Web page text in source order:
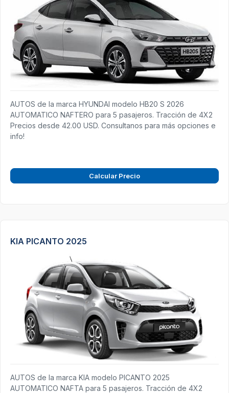
AUTOS de la marca HYUNDAI modelo HB20 S 2026
AUTOMATICO NAFTERO para 5 pasajeros. Tracción de 4X2
Precios desde 42.00 USD. Consultanos para más opciones e
info!
Calcular Precio
KIA PICANTO 2025
AUTOS de la marca KIA modelo PICANTO 2025
AUTOMATICO NAFTA para 5 pasajeros. Tracción de 4X2